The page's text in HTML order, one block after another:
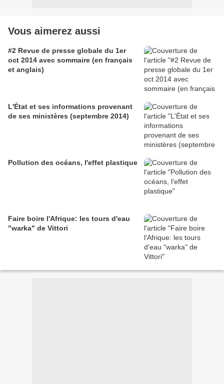
Vous aimerez aussi
#2 Revue de presse globale du 1er
oct 2014 avec sommaire (en français
et anglais)
L'État et ses informations provenant
de ses ministères (septembre 2014)
Pollution des océans, l'effet plastique
Faire boire l'Afrique: les tours d'eau
"warka" de Vittori